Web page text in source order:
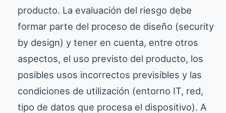
producto. La evaluación del riesgo debe
formar parte del proceso de diseño (security
by design) y tener en cuenta, entre otros
aspectos, el uso previsto del producto, los
posibles usos incorrectos previsibles y las
condiciones de utilización (entorno IT, red,
tipo de datos que procesa el dispositivo). A